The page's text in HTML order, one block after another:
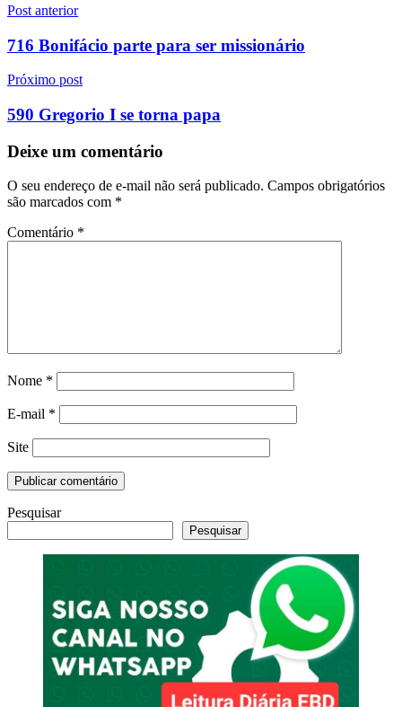
Navegação
de
Post anterior
716 Bonifácio parte para ser missionário
Próximo post
590 Gregorio I se torna papa
Deixe um comentário
O seu endereço de e-mail não será publicado. Campos obrigatórios
são marcados com *
Comentário *
Nome *
E-mail *
Site
Pesquisar
Pesquisar